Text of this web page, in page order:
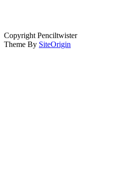
Copyright Penciltwister
Theme By SiteOrigin